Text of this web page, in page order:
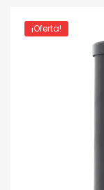
¡Oferta!